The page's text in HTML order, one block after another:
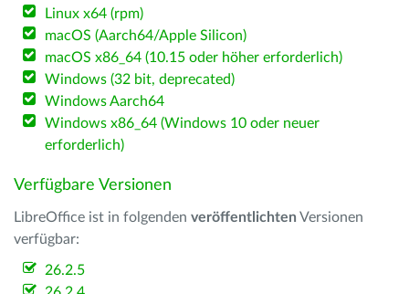
Linux x64 (rpm)
macOS (Aarch64/Apple Silicon)
macOS x86_64 (10.15 oder höher erforderlich)
Windows (32 bit, deprecated)
Windows Aarch64
Windows x86_64 (Windows 10 oder neuer
erforderlich)
Verfügbare Versionen
LibreOffice ist in folgenden veröffentlichten Versionen
verfügbar:
26.2.5